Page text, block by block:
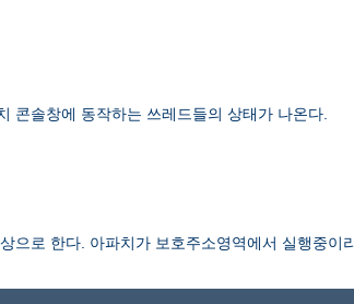
콘솔창에 동작하는 쓰레드들의 상태가 나온다.
으로 한다. 아파치가 보호주소영역에서 실행중이